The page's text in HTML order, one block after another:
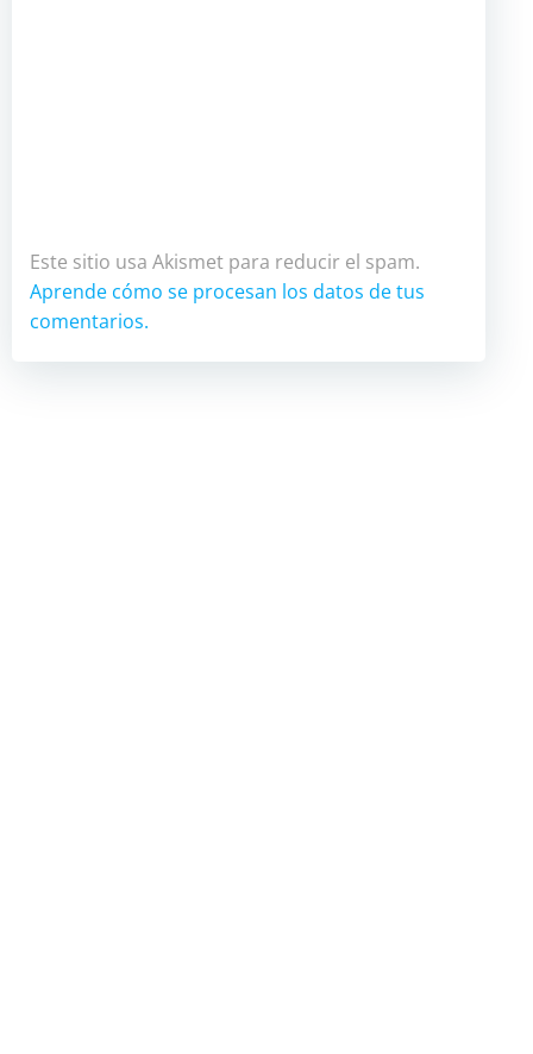
Este sitio usa Akismet para reducir el spam.
Aprende cómo se procesan los datos de tus
comentarios.